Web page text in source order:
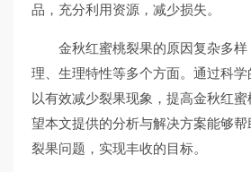
品，充分利用资源，减少损失。
金秋红蜜桃裂果的原因复杂多
理、生理特性等多个方面。通过科
以有效减少裂果现象，提高金秋红
望本文提供的分析与解决方案能够
裂果问题，实现丰收的目标。